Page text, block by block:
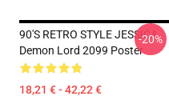
90'S RETRO STYLE JESSICA
Demon Lord 2099 Poster
18,21 € - 42,22 €
-20%